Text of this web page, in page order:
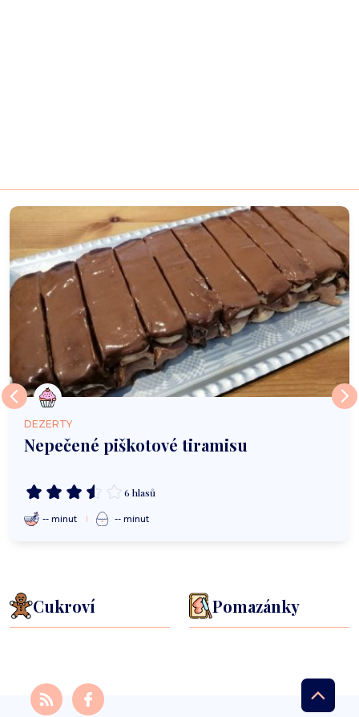
DEZERTY
Nepečené piškotové tiramisu
6 hlasů
-- minut -- minut
Cukroví Pomazánky